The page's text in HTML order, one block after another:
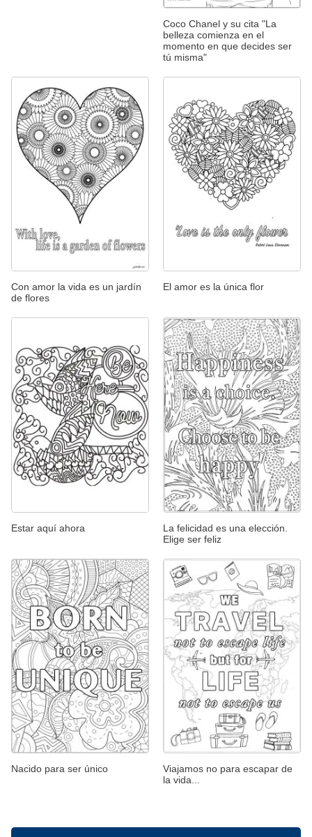
Coco Chanel y su cita "La
belleza comienza en el
momento en que decides ser
tú misma"
Con amor la vida es un jardín
de flores
El amor es la única flor
Estar aquí ahora
La felicidad es una elección.
Elige ser feliz
Nacido para ser único
Viajamos no para escapar de
la vida...